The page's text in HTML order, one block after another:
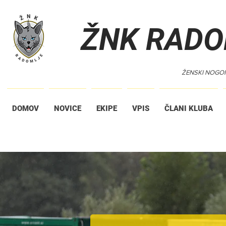
ŽNK
ŽENSKI
DOMOV NOVICE EKIPE VPIS ČLANI KLUBA